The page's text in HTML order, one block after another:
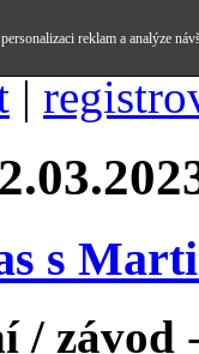
|
s
/ závod
reklam a analýze